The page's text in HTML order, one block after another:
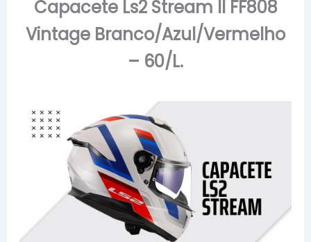
Capacete Ls2 Stream II FF808
Vintage Branco/Azul/Vermelho
– 60/L.